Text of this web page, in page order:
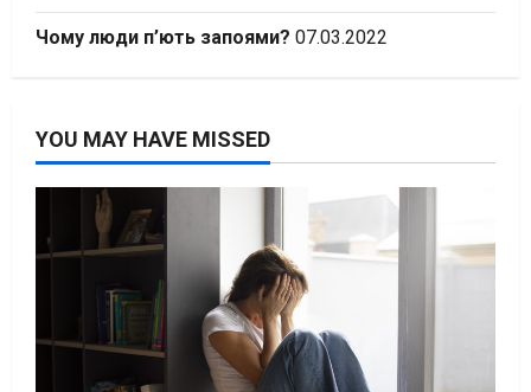
Чому люди п’ють запоями? 07.03.2022
YOU MAY HAVE MISSED